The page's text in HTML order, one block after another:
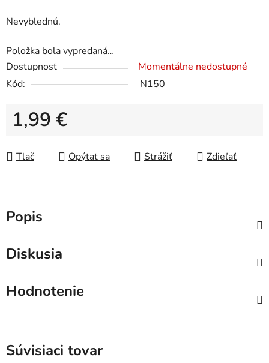
Nevyblednú.
Položka bola vypredaná…
Dostupnosť
Momentálne nedostupné
Kód:
N150
1,99 €
Tlač
Opýtať sa Strážiť Zdieľať
Popis
Diskusia
Hodnotenie
Súvisiaci tovar